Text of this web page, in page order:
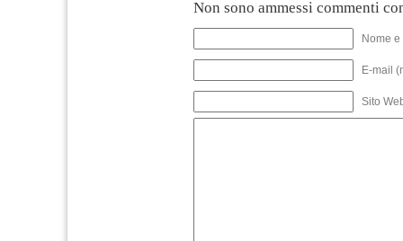
Non sono ammessi commenti
Nome
E-mail
Sito